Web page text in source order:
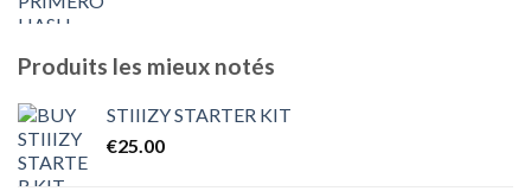
€2,000.00
Produits les mieux notés
STIIIZY STARTER KIT
€25.00